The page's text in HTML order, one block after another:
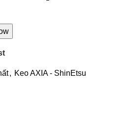
, Keo AXIA - ShinEtsu